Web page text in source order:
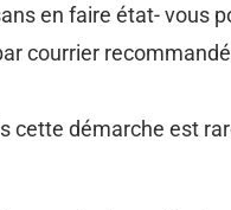
en faire état- vous
courrier
cette démarche est